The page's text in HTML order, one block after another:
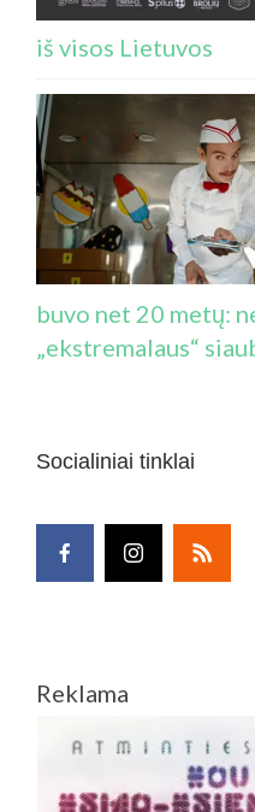
iš visos Lietuvos
buvo net 20 metų:
„ekstremalaus“
Socialiniai tinklai
Reklama